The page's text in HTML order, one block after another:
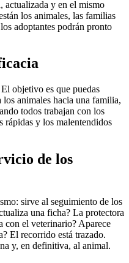
actualizada y en el mismo
los animales, las familias
adoptantes podrán pronto
objetivo es que puedas
los animales hacia una familia,
todos trabajan con los
rápidas y los malentendidos
de los
sirve al seguimiento de los
una ficha? La protectora
con el veterinario? Aparece
El recorrido está trazado.
y, en definitiva, al animal.